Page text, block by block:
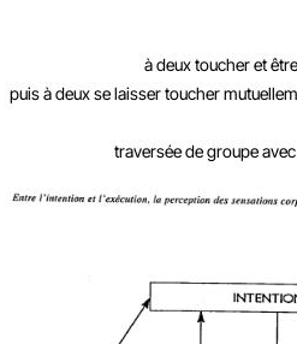
à deux toucher et
puis à deux se laisser toucher
traversée de groupe